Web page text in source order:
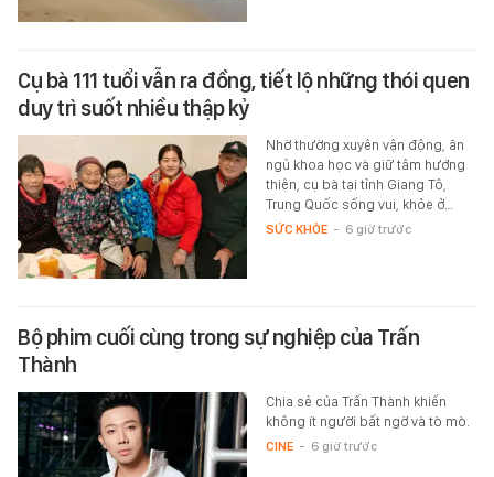
Cụ bà 111 tuổi vẫn ra đồng, tiết lộ những thói quen
duy trì suốt nhiều thập kỷ
Nhờ thường xuyên vận động, ăn
ngủ khoa học và giữ tâm hướng
thiện, cụ bà tại tỉnh Giang Tô,
Trung Quốc sống vui, khỏe ở…
SỨC KHỎE - 6 giờ trước
Bộ phim cuối cùng trong sự nghiệp của Trấn
Thành
Chia sẻ của Trấn Thành khiến
không ít người bất ngờ và tò mò.
CINE - 6 giờ trước